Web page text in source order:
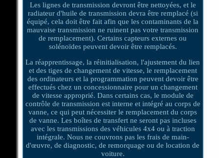
Les lignes de transmission devront être nettoyées, et le
radiateur d'huile de transmission devra être remplacé (si
équipé, cela doit être fait afin que les contaminants de la
mauvaise transmission ne ruinent pas votre transmission
de remplacement). Certains capteurs externes ou
solénoïdes peuvent devoir être remplacés.
La réapprentissage, la réinitialisation, l'ajustement du lien
et des tiges de changement de vitesse, le remplacement
des ordinateurs et la programmation peuvent devoir être
effectués chez un concessionnaire pour un changement
de vitesse approprié. Dans certains cas, le module de
contrôle de transmission est interne et intégré au corps de
vanne, ce qui peut nécessiter le remplacement du corps
de vanne. Les boîtes de transfert ne seront pas incluses
avec les transmissions des véhicules 4x4 ou à traction
intégrale. Nous ne couvrons pas les frais de main-
d'œuvre, de diagnostic, de remorquage ou de location de
voiture.